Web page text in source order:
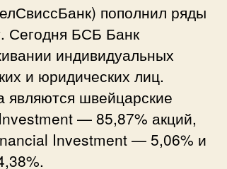
пополнил ряды
Сегодня БСБ Банк
индивидуальных
и юридических лиц.
швейцарские
— 85,87% акций,
Investment — 5,06% и